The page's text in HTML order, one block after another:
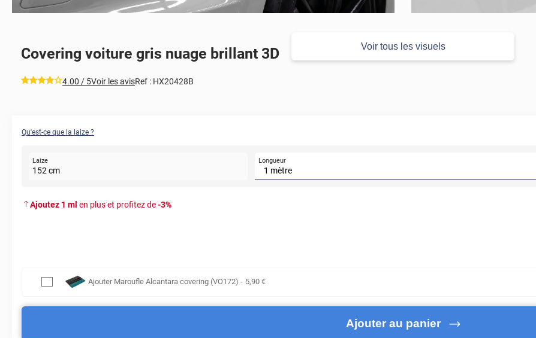
Voir tous les visuels
Covering voiture gris nuage brillant 3D
*****
4.00 / 5Voir les avisRef : HX20428B
Qu'est-ce que la laize ?
Laize
152 cm
Longueur
Ajoutez 1 ml en plus et profitez de-3%
Ajouter Maroufle Alcantara covering (VO172) - 5,90 €
Ajouter au panier